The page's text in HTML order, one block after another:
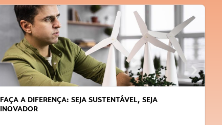
FAÇA A DIFERENÇA: SEJA SUSTENTÁVEL, SEJA
INOVADOR